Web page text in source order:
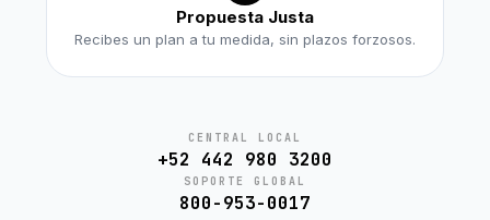
Propuesta Justa
Recibes un plan a tu medida, sin plazos forzosos.
CENTRAL LOCAL
+52 442 980 3200
SOPORTE GLOBAL
800-953-0017